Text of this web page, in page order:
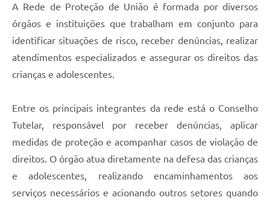
A Rede de Proteção de União é formada por diversos
órgãos e instituições que trabalham em conjunto para
identificar situações de risco, receber denúncias, realizar
atendimentos especializados e assegurar os direitos das
crianças e adolescentes.
Entre os principais integrantes da rede está o Conselho
Tutelar, responsável por receber denúncias, aplicar
medidas de proteção e acompanhar casos de violação de
direitos. O órgão atua diretamente na defesa das crianças
e adolescentes, realizando encaminhamentos aos
serviços necessários e acionando outros setores quando